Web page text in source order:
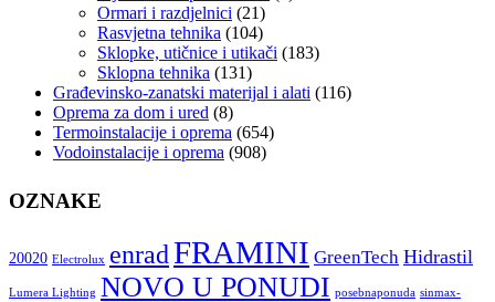
Ormari i razdjelnici (21)
Rasvjetna tehnika (104)
Sklopke, utičnice i utikači (183)
Sklopna tehnika (131)
Građevinsko-zanatski materijal i alati (116)
Oprema za dom i ured (8)
Termoinstalacije i oprema (654)
Vodoinstalacije i oprema (908)
OZNAKE
20020 Electrolux enradFRAMINI GreenTech Hidrastil
Lumera Lighting NOVO U PONUDI posebnaponuda sinmax-